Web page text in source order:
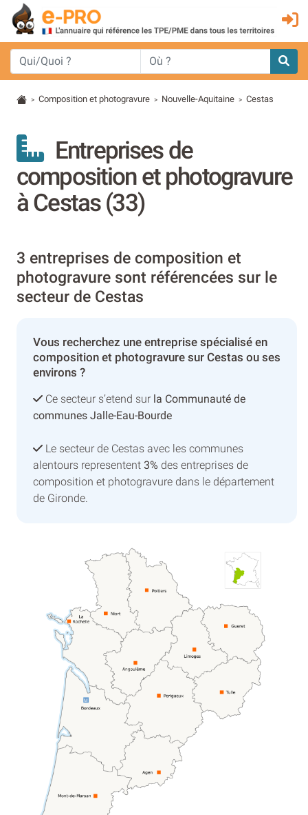
> Composition et photogravure > Nouvelle-Aquitaine > Cestas
Entreprises de
composition et photogravure
à Cestas (33)
3 entreprises de composition et
photogravure sont référencées sur le
secteur de Cestas
Vous recherchez une entreprise spécialisé en
composition et photogravure sur Cestas ou ses
environs ?
Ce secteur s’etend sur la Communauté de
communes Jalle-Eau-Bourde
Le secteur de Cestas avec les communes
alentours representent 3% des entreprises de
composition et photogravure dans le département
de Gironde.